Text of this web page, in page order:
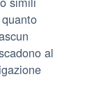
al